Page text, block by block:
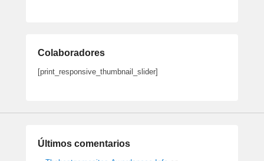
Colaboradores
[print_responsive_thumbnail_slider]
Últimos comentarios